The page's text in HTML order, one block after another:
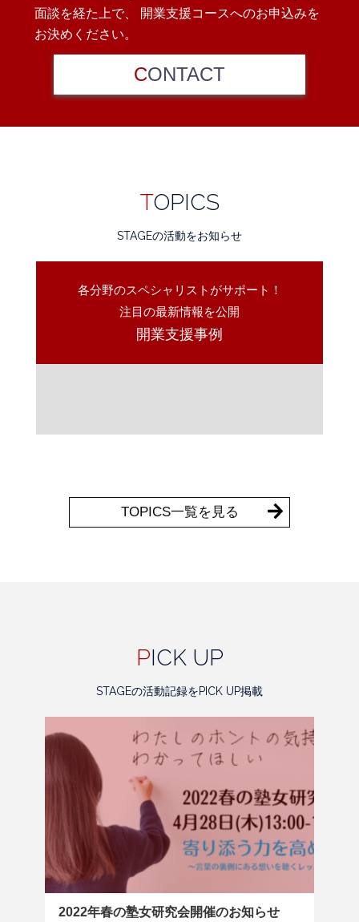
面談を経た上で、
開業支援コースへのお申込みを
お決めください。
CONTACT
TOPICS
STAGEの活動をお知らせ
各分野のスペシャリストがサポート！
注目の最新情報を公開
開業支援事例
TOPICS一覧を見る
PICK UP
STAGEの活動記録をPICK UP掲載
2022年春の塾女研究会開催のお知らせ